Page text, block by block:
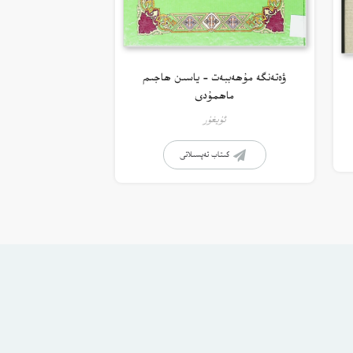
ۋەتەنگە مۇھەببەت – ياسىن ھاجىم
ماھمۇدى
ئۇيغۇر
كىتاب تەپسىلاتى